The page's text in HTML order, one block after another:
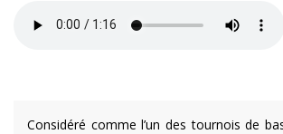
Considéré comme l’un des tournois de